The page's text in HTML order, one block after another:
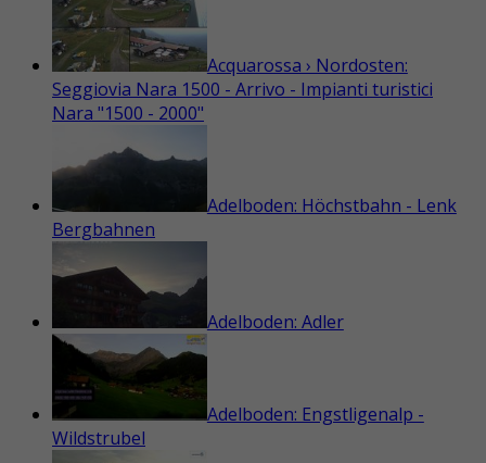
Acquarossa › Nordosten:
Seggiovia Nara 1500 - Arrivo - Impianti turistici
Nara "1500 - 2000"
Adelboden: Höchstbahn - Lenk
Bergbahnen
Adelboden: Adler
Adelboden: Engstligenalp -
Wildstrubel